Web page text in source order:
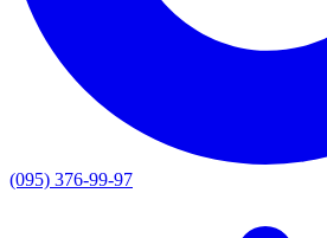
(095) 376-99-97